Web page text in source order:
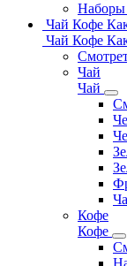
Наборы
Чай Кофе
Чай Кофе
Чай
Чай
Кофе
Кофе